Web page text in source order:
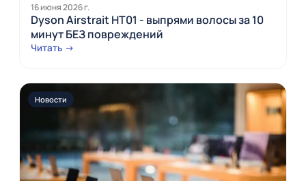
16 июня 2026 г.
Dyson Airstrait HT01 - выпрями волосы за 10
минут БЕЗ повреждений
Читать →
Новости